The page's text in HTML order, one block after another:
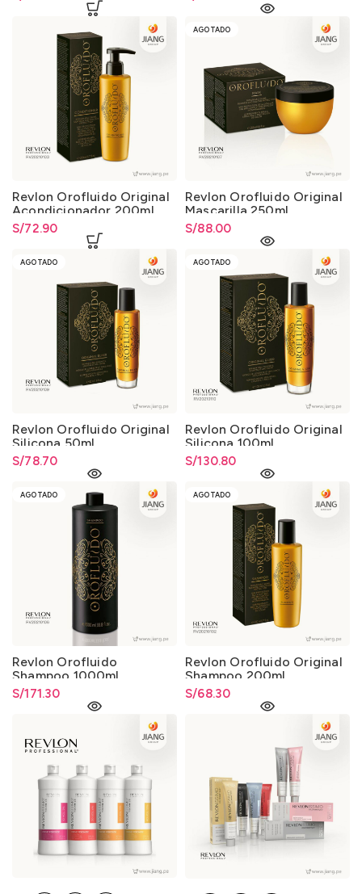
Revlon Orofluido Original
Acondicionador 200ml.
S/72.90
AGOTADO
Revlon Orofluido Original
Mascarilla 250ml.
S/88.00
AGOTADO
Revlon Orofluido Original
Silicona 50ml.
S/78.70
AGOTADO
Revlon Orofluido Original
Silicona 100ml.
S/130.80
AGOTADO
Revlon Orofluido
Shampoo 1000ml.
S/171.30
AGOTADO
Revlon Orofluido Original
Shampoo 200ml.
S/68.30